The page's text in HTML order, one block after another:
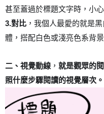
甚至蓋過於標題文字時，小
3.對比 ，我個人最愛的就是
體，搭配白色或淺亮色系背
二、視覺動線 ， 就是觀眾的
照什麼步驟閱讀的視覺層次。